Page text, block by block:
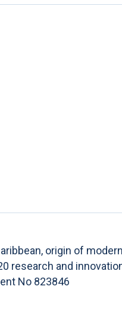
origin of
research and
No 823846